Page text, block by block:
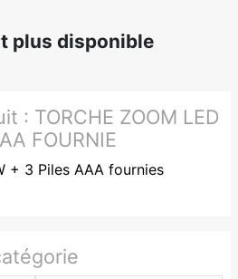
plus disponible
: TORCHE ZOOM LED
FOURNIE
+ 3 Piles AAA fournies